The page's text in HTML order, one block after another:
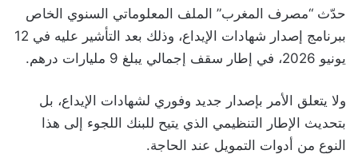
حدّث “مصرف المغرب” الملف المعلوماتي السنوي الخاص
ببرنامج إصدار شهادات الإيداع، وذلك بعد التأشير عليه في 12
يونيو 2026، في إطار سقف إجمالي يبلغ 9 مليارات درهم.
ولا يتعلق الأمر بإصدار جديد وفوري لشهادات الإيداع، بل
بتحديث الإطار التنظيمي الذي يتيح للبنك اللجوء إلى هذا
النوع من أدوات التمويل عند الحاجة.